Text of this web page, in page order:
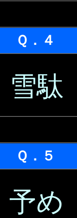
Ｑ．４
雪駄
Ｑ．５
予め